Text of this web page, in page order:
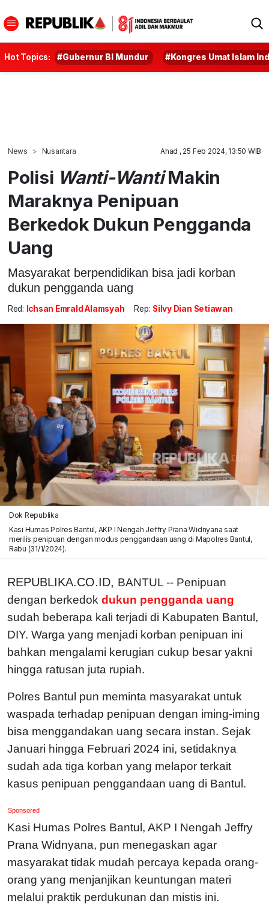
Hot Topics: #Gubernur BI Mundur #Kongres Umat Islam
News Nusantara Ahad , 25 Feb 2024, 13:50 WIB
Polisi Wanti-WantiMakin
Maraknya Penipuan
Berkedok Dukun Pengganda
Uang
Masyarakat berpendidikan bisa jadi korban
dukun pengganda uang
Red: Ichsan Emrald Alamsyah Rep: Silvy Dian Setiawan
Dok Republika
Kasi Humas Polres Bantul, AKP I Nengah Jeffry Prana Widnyana saat
merilis penipuan dengan modus penggandaan uang di Mapolres Bantul,
Rabu (31/1/2024).
REPUBLIKA.CO.ID, BANTUL -- Penipuan
dengan berkedok dukun pengganda uang
sudah beberapa kali terjadi di Kabupaten Bantul,
DIY. Warga yang menjadi korban penipuan ini
bahkan mengalami kerugian cukup besar yakni
hingga ratusan juta rupiah.
Polres Bantul pun meminta masyarakat untuk
waspada terhadap penipuan dengan iming-iming
bisa menggandakan uang secara instan. Sejak
Januari hingga Februari 2024 ini, setidaknya
sudah ada tiga korban yang melapor terkait
kasus penipuan penggandaan uang di Bantul.
Sponsored
Kasi Humas Polres Bantul, AKP I Nengah Jeffry
Prana Widnyana, pun menegaskan agar
masyarakat tidak mudah percaya kepada orang-
orang yang menjanjikan keuntungan materi
melalui praktik perdukunan dan mistis ini.